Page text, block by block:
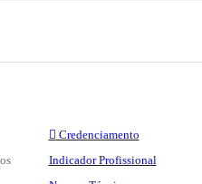
Credenciamento
Indicador Profissional